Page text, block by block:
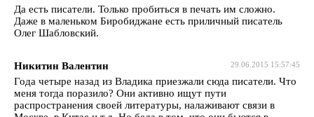
Да есть писатели. Только пробиться в печать им сложно.
Даже в маленьком Биробиджане есть приличный писатель
Олег Шабловский.
29.06.2015 15:57:45
Никитин Валентин
Года четыре назад из Владика приезжали сюда писатели. Что
меня тогда поразило? Они активно ищут пути
распространения своей литературы, налаживают связи в